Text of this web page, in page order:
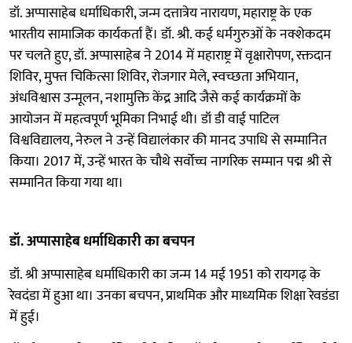
डॉ. अप्पासाहेब धर्माधिकारी, जन्म दत्तात्रेय नारायण, महाराष्ट्र के एक
भारतीय सामाजिक कार्यकर्ता हैं। डॉ. श्री. कई धर्मगुरुओं के नक्शेकदम
पर चलते हुए, डॉ. अप्पासाहेब ने 2014 में महाराष्ट्र में वृक्षारोपण, रक्तदान
शिविर, मुफ्त चिकित्सा शिविर, रोजगार मेले, स्वच्छता अभियान,
अंधविश्वास उन्मूलन, नशामुक्ति केंद्र आदि जैसे कई कार्यक्रमों के
आयोजन में महत्वपूर्ण भूमिका निभाई थी। डॉ डी वाई पाटिल
विश्वविद्यालय, नेरुल ने उन्हें विद्यालंकार की मानद उपाधि से सम्मानित
किया। 2017 में, उन्हें भारत के चौथे सर्वोच्च नागरिक सम्मान पद्म श्री से
सम्मानित किया गया था।
डॉ. अप्पासाहेब धर्माधिकारी का बचपन
डॉ. श्री अप्पासाहेब धर्माधिकारी का जन्म 14 मई 1951 को रायगढ़ के
रेवदंडा में हुआ था। उनका बचपन, प्राथमिक और माध्यमिक शिक्षा रेवडंडा
में हुई।